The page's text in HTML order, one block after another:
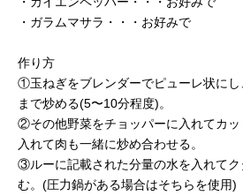
・ガラムマサラ・・・お好みで
作り方
①玉ねぎをブレンダーでピューレ状に
まで炒める(5〜10分程度)。
②その他野菜をチョッパーに入れてカッ
入れて肉も一緒に炒め合わせる。
③ルーに記載された分量の水を入れてク
む。(圧力鍋がある場合はそちらを使用)